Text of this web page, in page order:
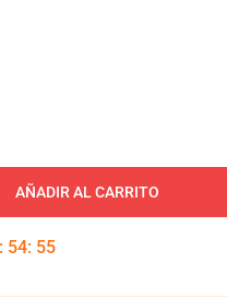
AÑADIR AL CARRITO
: 54: 54